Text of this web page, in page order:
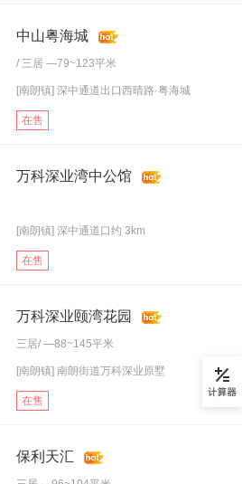
中山粤海城
/ 三居 —79~123平米
[南朗镇] 深中通道出口西晴路·粤海城
在售
万科深业湾中公馆
[南朗镇] 深中通道口约 3km
在售
万科深业颐湾花园
三居/ —88~145平米
[南朗镇] 南朗街道万科深业原墅
在售
保利天汇